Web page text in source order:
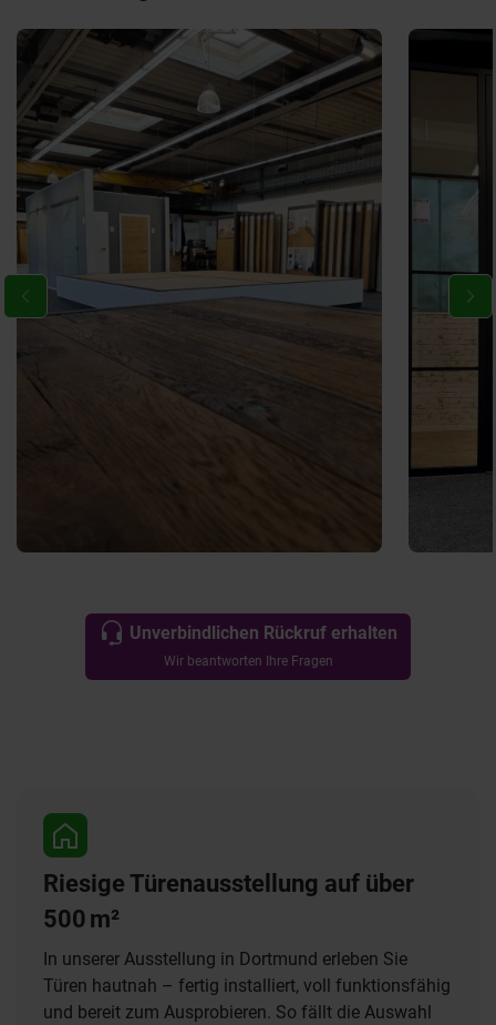
Unverbindlichen Rückruf erhalten
Wir beantworten Ihre Fragen
Riesige Türenausstellung auf über
500 m²
In unserer Ausstellung in Dortmund erleben Sie
Türen hautnah – fertig installiert, voll funktionsfähig
und bereit zum Ausprobieren. So fällt die Auswahl